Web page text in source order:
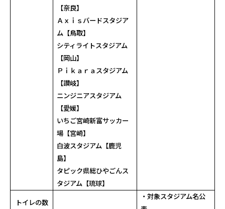
【奈良】
Ａｘｉｓバードスタジア
ム【鳥取】
シティライトスタジアム
【岡山】
Ｐｉｋａｒａスタジアム
【讃岐】
ニンジニアスタジアム
【愛媛】
いちご宮崎新富サッカー
場【宮崎】
白波スタジアム【鹿児
島】
タピック県総ひやごんス
タジアム【琉球】
トイレの数
・対象スタジアム名公